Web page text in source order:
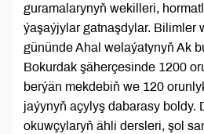
guramalarynyň wekilleri,
ýaşaýjylar gatnaşdylar. Bilimler
gününde Ahal welaýatynyň Ak
Bokurdak şäherçesinde 1200
berýän mekdebiň we 120
jaýynyň açylyş dabarasy boldy.
okuwçylaryň ähli dersleri, şol